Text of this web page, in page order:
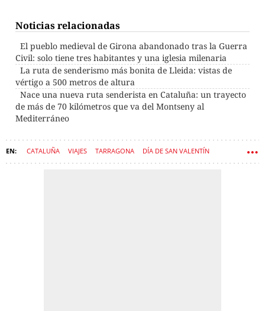
Noticias relacionadas
El pueblo medieval de Girona abandonado tras la Guerra
Civil: solo tiene tres habitantes y una iglesia milenaria
La ruta de senderismo más bonita de Lleida: vistas de
vértigo a 500 metros de altura
Nace una nueva ruta senderista en Cataluña: un trayecto
de más de 70 kilómetros que va del Montseny al
Mediterráneo
CATALUÑA VIAJES TARRAGONA DÍA DE SAN VALENTÍN